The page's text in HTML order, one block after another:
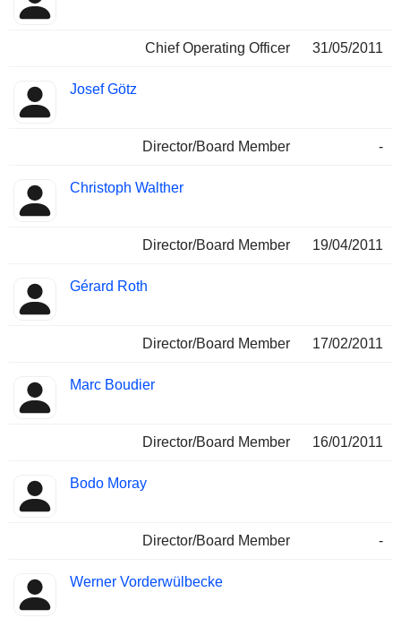
Chief Operating Officer 31/05/2011
Josef Götz
Director/Board Member -
Christoph Walther
Director/Board Member 19/04/2011
Gérard Roth
Director/Board Member 17/02/2011
Marc Boudier
Director/Board Member 16/01/2011
Bodo Moray
Director/Board Member -
Werner Vorderwülbecke